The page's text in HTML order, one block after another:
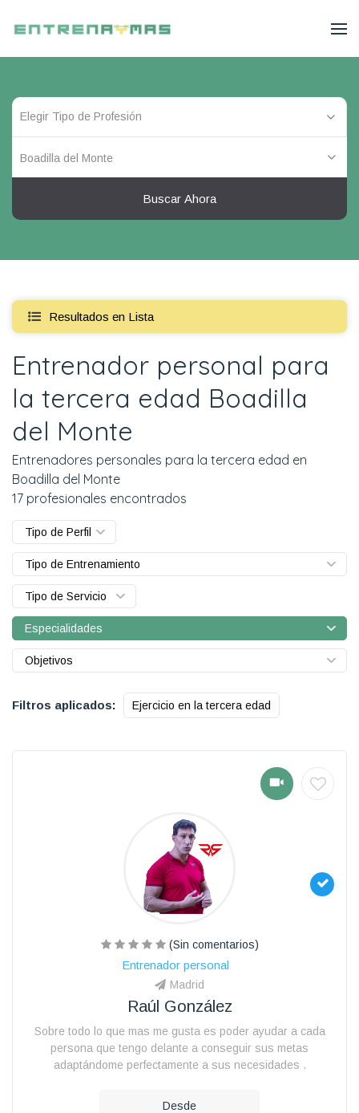
Boadilla del Monte
Buscar Ahora
Resultados en Lista
Entrenador personal para
la tercera edad Boadilla
del Monte
Entrenadores personales para la tercera edad en
Boadilla del Monte
17 profesionales encontrados
Tipo de Perfil
Tipo de Entrenamiento
Tipo de Servicio
Especialidades
Objetivos
Filtros aplicados: Ejercicio en la tercera edad
(Sin comentarios)
Entrenador personal
Madrid
Raúl González
Sobre todo lo que mas me gusta es poder ayudar a cada
persona que tengo delante a conseguir sus metas
adaptándome perfectamente a sus necesidades .
Desde